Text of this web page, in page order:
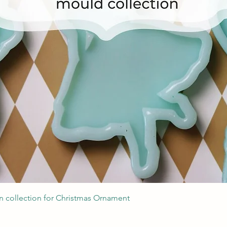
Швидкий перегляд
collection for Christmas Ornament